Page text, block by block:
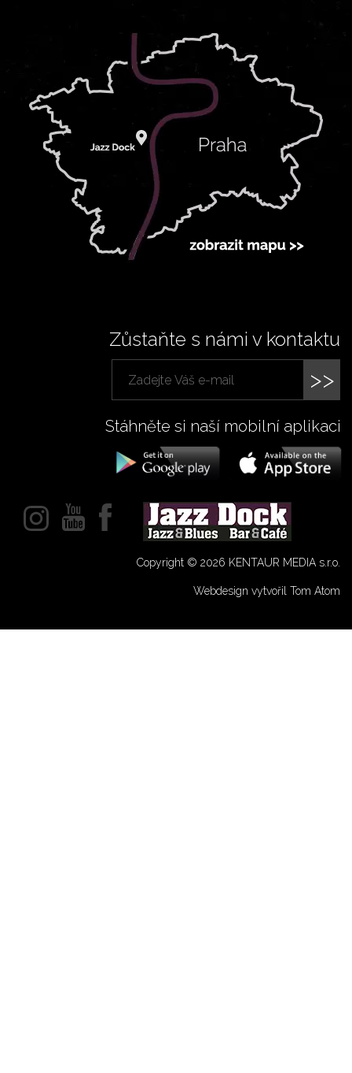
Zůstaňte s námi v kontaktu
>>
Stáhněte si naší mobilní aplikaci
Copyright © 2026 KENTAUR MEDIA s.r.o.
Webdesign vytvořil Tom Atom